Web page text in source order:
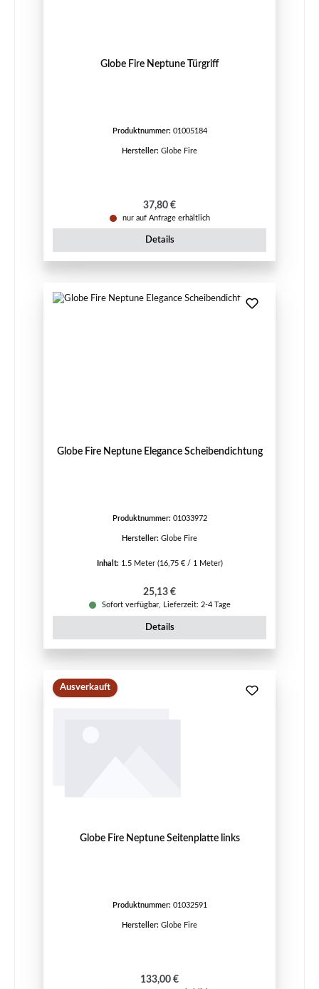
Globe Fire Neptune Türgriff
Produktnummer: 01005184
Hersteller: Globe Fire
Regulärer Preis:
37,80 €
nur auf Anfrage erhältlich
Details
Globe Fire Neptune Elegance Scheibendichtung
Produktnummer: 01033972
Hersteller: Globe Fire
Inhalt: 1.5 Meter (16,75 € / 1 Meter)
Regulärer Preis:
25,13 €
Sofort verfügbar, Lieferzeit: 2-4 Tage
Details
Ausverkauft
Globe Fire Neptune Seitenplatte links
Produktnummer: 01032591
Hersteller: Globe Fire
Regulärer Preis:
133,00 €